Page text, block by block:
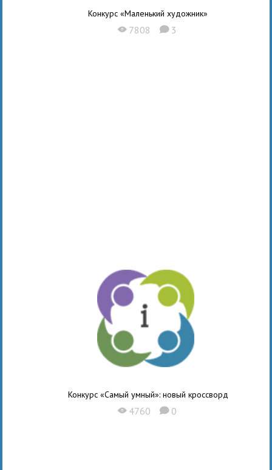
Конкурс «Маленький художник»
X 7808 K 3
Конкурс «Самый умный»: новый кроссворд
X 4760 K 0